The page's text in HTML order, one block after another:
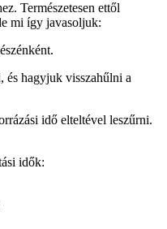
Természetesen ettől
mi így javasoljuk:
és hagyjuk visszahűlni a
idő elteltével leszűrni.
idők: